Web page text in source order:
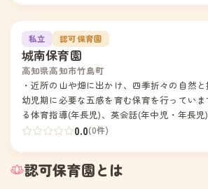
2私立 認可保育園
城南保育園
高知県高知市竹島町
・近所の山や畑に出かけ、四季折々の自然と
幼児期に必要な五感を育む保育を行ってい
る体育指導(年長児)、英会話(年中児・年長
乳児クラスの部屋はゆとりのある面積を確保
スナイ」を使い、24時間換気をしています。
0.0(0件)
認可保育園とは